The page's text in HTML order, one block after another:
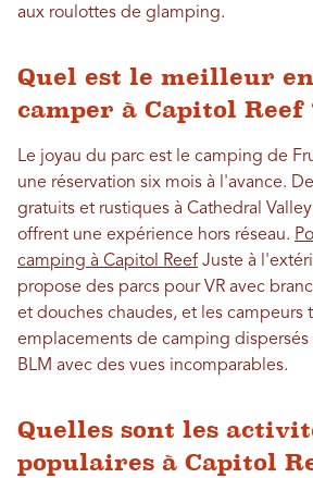
aux roulottes de glamping.
Quel est le meilleur
camper à Capitol Reef
Le joyau du parc est le camping de
une réservation six mois à l'avance.
gratuits et rustiques à Cathedral
offrent une expérience hors réseau.
camping à Capitol Reef Juste à
propose des parcs pour VR avec
et douches chaudes, et les campeurs
emplacements de camping dispersés
BLM avec des vues incomparables.
Quelles sont les
populaires à Capitol